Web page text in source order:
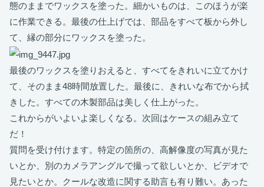
態のままでワックスを塗った。細かいものは、このほうが楽
に作業できる。最後の仕上げでは、部品をすべて板から外し
て、縁の部分にワックスを塗った。
最後のワックスを塗りおえると、すべてをきれいに立てかけ
て、そのまま48時間放置した。最後に、きれいな布でから拭
きした。すべての木製部品は美しく仕上がった。
これからがいよいよ楽しくなる。次回はケースの組み立て
だ！
質問を受け付けます。特定の箇所の、高解像度の写真が見た
いとか、別のカメラアングルで撮って欲しいとか、ビデオで
見たいとか。クールな改造に関する助言も有り難い。あった